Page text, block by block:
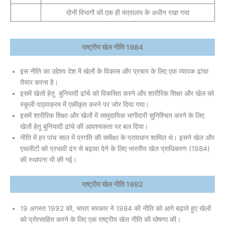
दोनों विभागों कों एक ही मंत्रालय के अधीन रखा गया
राष्ट्रीय खेल नीति 1984
इस नीति का उद्देश्य देश में खेलों के विकास और प्रचार के लिए एक व्यापक ढांचा
तैयार करना है।
इसमें खेलो हेतु बुनियादी ढांचे को विकसित करने और शारीरिक शिक्षा और खेल को
स्कूली पाठ्यक्रम में एकीकृत करने पर जोर दिया गया।
इसमें शारीरिक शिक्षा और खेलों में सामुदायिक भागीदारी सुनिश्चित करने के लिए
खेलों हेतु बुनियादी ढांचे की आवश्यकता पर बल दिया।
नीति में हर पांच साल में प्रगति की समीक्षा के प्रावधान शामिल थे। इसने खेल और
एथलीटों को प्रभावी ढंग से बढ़ावा देने के लिए भारतीय खेल प्राधिकरण (1984)
की स्थापना भी की गई।
राष्ट्रीय खेल नीति 1992
19 अगस्त 1992 को, भारत सरकार ने 1984 की नीति को आगे बढ़ाते हुए खेलों
को प्रोत्साहित करने के लिए एक राष्ट्रीय खेल नीति की घोषणा की।